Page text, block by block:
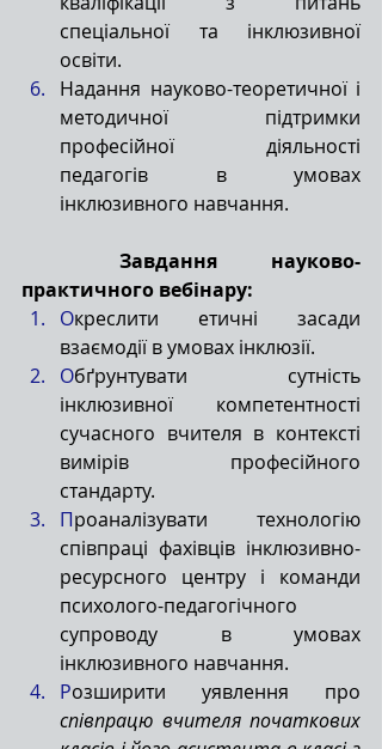
спеціальної та інклюзивної
освіти.
Надання науково-теоретичної і
методичної підтримки
професійної діяльності
педагогів в умовах
інклюзивного навчання.
Завдання науково-
практичного вебінару:
Окреслити етичні засади
взаємодії в умовах інклюзії.
Обґрунтувати сутність
інклюзивної компетентності
сучасного вчителя в контексті
вимірів професійного
стандарту.
Проаналізувати технологію
співпраці фахівців інклюзивно-
ресурсного центру і команди
психолого-педагогічного
супроводу в умовах
інклюзивного навчання.
Р
співпрацю вчителя початкових